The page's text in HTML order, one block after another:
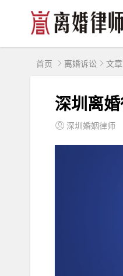
首页 离婚诉讼 文
深圳离
深圳婚姻律师